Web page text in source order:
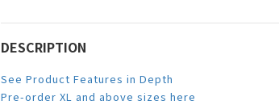
DESCRIPTION
See Product Features in Depth
Pre-order XL and above sizes here